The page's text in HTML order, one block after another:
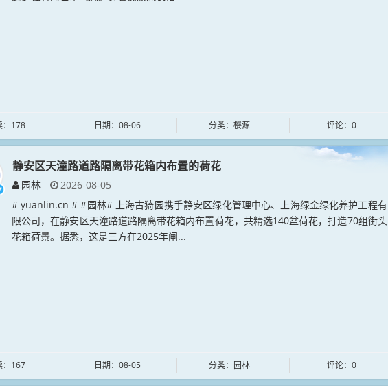
：178 日期：08-06 分类：樱源 评论：0
静安区天潼路道路隔离带花箱内布置的荷花
园林
2026-08-05
# yuanlin.cn # #园林# 上海古猗园携手静安区绿化管理中心、上海绿金绿化养护工程有
限公司，在静安区天潼路道路隔离带花箱内布置荷花，共精选140盆荷花，打造70组街头
花箱荷景。据悉，这是三方在2025年闸...
：167 日期：08-05 分类：园林 评论：0